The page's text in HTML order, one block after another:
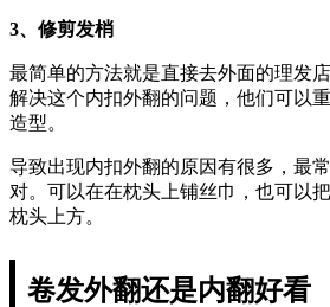
3、修剪发梢
最简单的方法就是直接去外面的理发
解决这个内扣外翻的问题，他们可以
造型。
导致出现内扣外翻的原因有很多，最
对。可以在在枕头上铺丝巾，也可以
枕头上方。
卷发外翻还是内翻好看